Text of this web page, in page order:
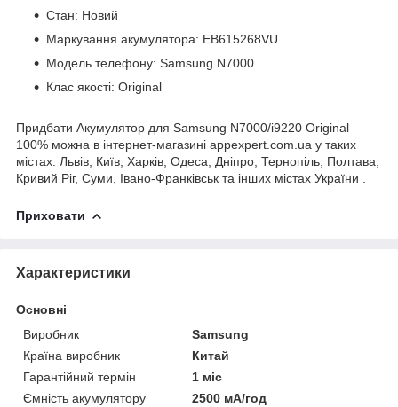
Стан: Новий
Маркування акумулятора: EB615268VU
Модель телефону: Samsung N7000
Клас якості: Original
Придбати Акумулятор для Samsung N7000/i9220 Original
100% можна в інтернет-магазині appexpert.com.ua у таких
містах: Львів, Київ, Харків, Одеса, Дніпро, Тернопіль, Полтава,
Кривий Ріг, Суми, Івано-Франківськ та інших містах України .
Приховати
Характеристики
Основні
Виробник
Samsung
Країна виробник
Китай
Гарантійний термін
1 міс
Ємність акумулятору
2500 мА/год